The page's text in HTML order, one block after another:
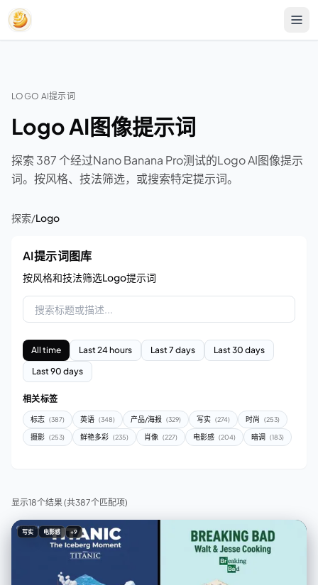
LOGO AI提示词
Logo AI图像提示词
探索 387 个经过Nano Banana Pro测试的Logo AI图像提示
词。按风格、技法筛选，或搜索特定提示词。
探索/Logo
AI提示词图库
按风格和技法筛选Logo提示词
All time Last 24 hours Last 7 days
Last 30 days
Last 90 days
相关标签
标志 (387) 英语 (348) 产品/海报 (329) 写实 (274) 时尚 (253)
摄影 (253) 鲜艳多彩 (235) 肖像 (227) 电影感 (204) 暗调 (183)
显示18个结果(共387个匹配项)
写实 电影感 +9